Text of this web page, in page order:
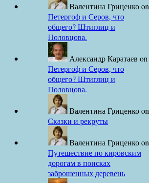
Валентина Гриценкоon
Петергоф и Серов, что
общего? Штиглиц и
Половцова.
Александр Каратаев on
Петергоф и Серов, что
общего? Штиглиц и
Половцова.
Валентина Гриценкоon
Сказки и рекруты
Валентина Гриценкоon
Путешествие по кировским
дорогам в поисках
заброшенных деревень